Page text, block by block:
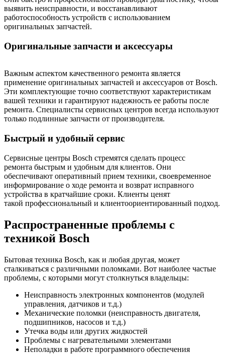
выявить неисправности, и восстанавливают
работоспособность устройств с использованием
оригинальных запчастей.
Оригинальные запчасти и аксессуары
Важным аспектом качественного ремонта является
применение оригинальных запчастей и аксессуаров от Bosch.
Эти комплектующие точно соответствуют характеристикам
вашей техники и гарантируют надежность ее работы после
ремонта. Специалисты сервисных центров всегда используют
только подлинные запчасти от производителя.
Быстрый и удобный сервис
Сервисные центры Bosch стремятся сделать процесс
ремонта быстрым и удобным для клиентов. Они
обеспечивают оперативный прием техники, своевременное
информирование о ходе ремонта и возврат исправного
устройства в кратчайшие сроки. Клиенты ценят
такой профессиональный и клиентоориентированный подход.
Распространенные проблемы с
техникой Bosch
Бытовая техника Bosch, как и любая другая, может
сталкиваться с различными поломками. Вот наиболее частые
проблемы, с которыми могут столкнуться владельцы:
Неисправность электронных компонентов (модулей
управления, датчиков и т.д.)
Механические поломки (неисправность двигателя,
подшипников, насосов и т.д.)
Утечка воды или других жидкостей
Проблемы с нагревательными элементами
Неполадки в работе программного обеспечения